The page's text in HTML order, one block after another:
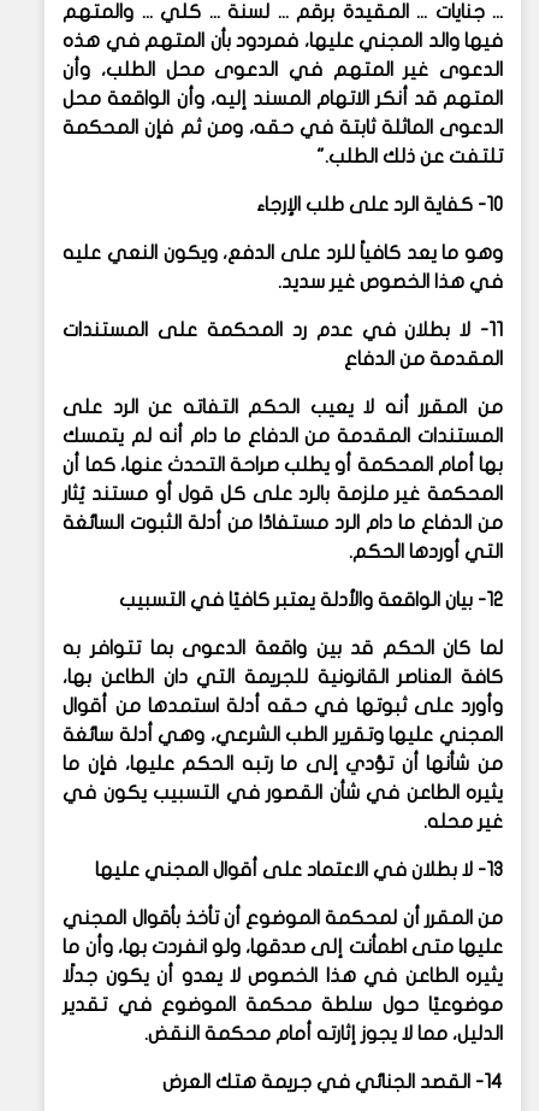
... جنايات ... المقيدة برقم ... لسنة ... كلي ... والمتهم
فيها والد المجني عليها، فمردود بأن المتهم في هذه
الدعوى غير المتهم في الدعوى محل الطلب، وأن
المتهم قد أنكر الاتهام المسند إليه، وأن الواقعة محل
الدعوى الماثلة ثابتة في حقه، ومن ثم فإن المحكمة
تلتفت عن ذلك الطلب."
10- كفاية الرد على طلب الإرجاء
وهو ما يعد كافياً للرد على الدفع، ويكون النعي عليه
في هذا الخصوص غير سديد.
11- لا بطلان في عدم رد المحكمة على المستندات
المقدمة من الدفاع
من المقرر أنه لا يعيب الحكم التفاته عن الرد على
المستندات المقدمة من الدفاع ما دام أنه لم يتمسك
بها أمام المحكمة أو يطلب صراحة التحدث عنها، كما أن
المحكمة غير ملزمة بالرد على كل قول أو مستند يُثار
من الدفاع ما دام الرد مستفادًا من أدلة الثبوت السائغة
التي أوردها الحكم.
12- بيان الواقعة والأدلة يعتبر كافيًا في التسبيب
لما كان الحكم قد بين واقعة الدعوى بما تتوافر به
كافة العناصر القانونية للجريمة التي دان الطاعن بها،
وأورد على ثبوتها في حقه أدلة استمدها من أقوال
المجني عليها وتقرير الطب الشرعي، وهي أدلة سائغة
من شأنها أن تؤدي إلى ما رتبه الحكم عليها، فإن ما
يثيره الطاعن في شأن القصور في التسبيب يكون في
غير محله.
13- لا بطلان في الاعتماد على أقوال المجني عليها
من المقرر أن لمحكمة الموضوع أن تأخذ بأقوال المجني
عليها متى اطمأنت إلى صدقها، ولو انفردت بها، وأن ما
يثيره الطاعن في هذا الخصوص لا يعدو أن يكون جدلًا
موضوعيًا حول سلطة محكمة الموضوع في تقدير
الدليل، مما لا يجوز إثارته أمام محكمة النقض.
14- القصد الجنائي في جريمة هتك العرض